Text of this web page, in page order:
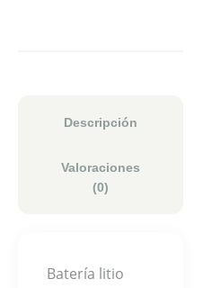
Descripción
Valoraciones
(0)
Batería litio